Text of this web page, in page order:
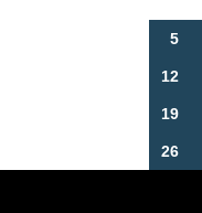
5
12
19
26